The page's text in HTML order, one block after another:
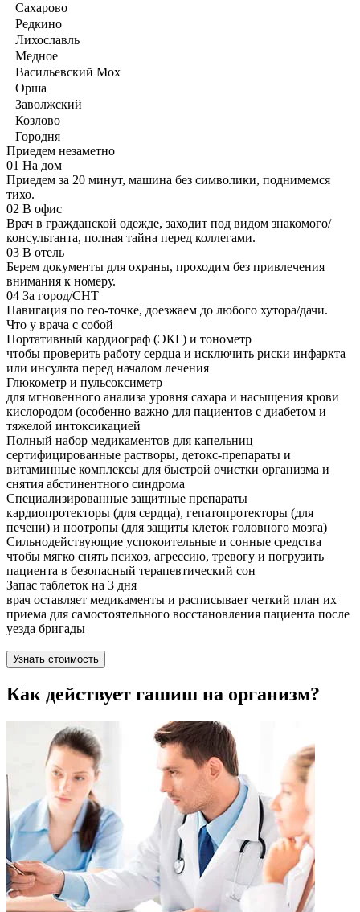
Сахарово
Редкино
Лихославль
Медное
Васильевский Мох
Орша
Заволжский
Козлово
Городня
Приедем незаметно
01 На дом
Приедем за 20 минут, машина без символики, поднимемся
тихо.
02 В офис
Врач в гражданской одежде, заходит под видом знакомого/
консультанта, полная тайна перед коллегами.
03 В отель
Берем документы для охраны, проходим без привлечения
внимания к номеру.
04 За город/СНТ
Навигация по гео-точке, доезжаем до любого хутора/дачи.
Что у врача с собой
Портативный кардиограф (ЭКГ) и тонометр
чтобы проверить работу сердца и исключить риски инфаркта
или инсульта перед началом лечения
Глюкометр и пульсоксиметр
для мгновенного анализа уровня сахара и насыщения крови
кислородом (особенно важно для пациентов с диабетом и
тяжелой интоксикацией
Полный набор медикаментов для капельниц
сертифицированные растворы, детокс-препараты и
витаминные комплексы для быстрой очистки организма и
снятия абстинентного синдрома
Специализированные защитные препараты
кардиопротекторы (для сердца), гепатопротекторы (для
печени) и ноотропы (для защиты клеток головного мозга)
Сильнодействующие успокоительные и сонные средства
чтобы мягко снять психоз, агрессию, тревогу и погрузить
пациента в безопасный терапевтический сон
Запас таблеток на 3 дня
врач оставляет медикаменты и расписывает четкий план их
приема для самостоятельного восстановления пациента после
уезда бригады
Узнать стоимость
Как действует гашиш на организм?